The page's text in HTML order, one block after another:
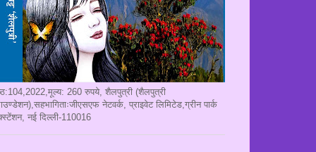
260 रुपये, शैलपुत्री (शैलपुत्री
नेटवर्क, प्राइवेट लिमिटेड,ग्रीन पार्क
नई दिल्ली-110016